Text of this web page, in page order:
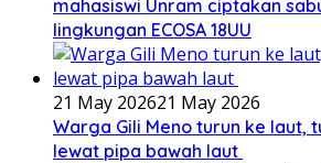
mahasiswi Unram ciptakan
lingkungan ECOSA 18UU
21 May 202621 May 2026
Warga Gili Meno turun ke laut,
lewat pipa bawah laut